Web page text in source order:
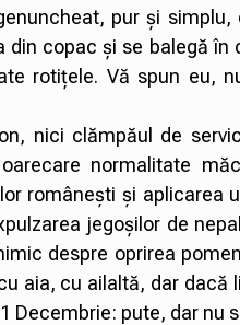
pur și
din copac și se balegă
rotițele. Vă spun eu,
nici clămpăul de
normalitate
românești și aplicarea
jegoșilor de
despre oprirea
aia, cu ailaltă, dar dacă
Decembrie: pute, dar nu